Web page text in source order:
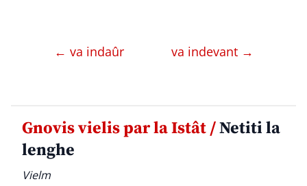
← va indaûr va indevant →
Gnovis vielis par la Istât /Netiti la
lenghe
Vielm